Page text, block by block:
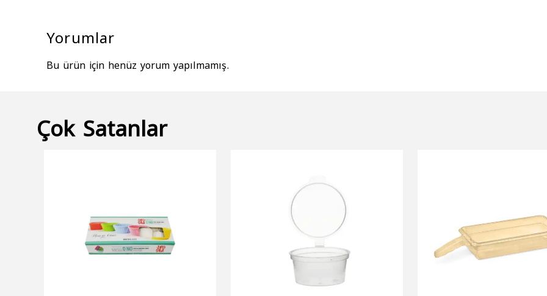
Yorumlar
Bu ürün için henüz yorum yapılmamış.
Çok Satanlar